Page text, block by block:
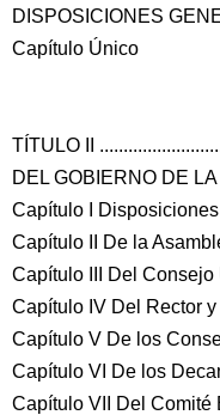
DISPOSICIONES
Capítulo Único
TÍTULO II
DEL GOBIERNO DE
Capítulo I
Capítulo II De la
Capítulo III Del Consejo
Capítulo IV Del Rector
Capítulo V De los
Capítulo VI De los
Capítulo VII Del Comité